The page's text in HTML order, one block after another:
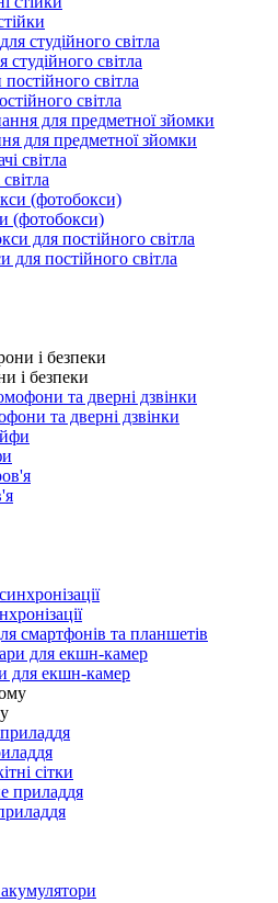
світла
світла
для предметної зйомки
(фотобокси)
для постійного світла
і безпеки
та дверні дзвінки
смартфонів та планшетів
для екшн-камер
сітки